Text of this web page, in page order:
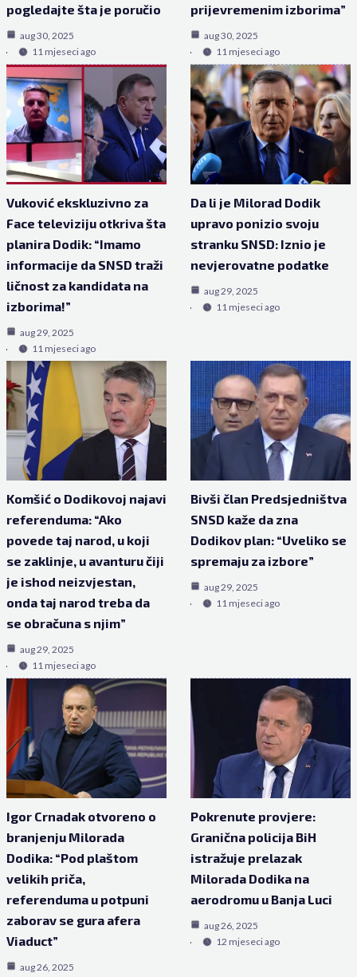
pogledajte šta je poručio
aug 30, 2025
11 mjeseci ago
prijevremenim izborima”
aug 30, 2025
11 mjeseci ago
Vuković ekskluzivno za
Face televiziju otkriva šta
planira Dodik: “Imamo
informacije da SNSD traži
ličnost za kandidata na
izborima!”
aug 29, 2025
11 mjeseci ago
Da li je Milorad Dodik
upravo ponizio svoju
stranku SNSD: Iznio je
nevjerovatne podatke
aug 29, 2025
11 mjeseci ago
Komšić o Dodikovoj najavi
referenduma: “Ako
povede taj narod, u koji
se zaklinje, u avanturu čiji
je ishod neizvjestan,
onda taj narod treba da
se obračuna s njim”
aug 29, 2025
11 mjeseci ago
Bivši član Predsjedništva
SNSD kaže da zna
Dodikov plan: “Uveliko se
spremaju za izbore”
aug 29, 2025
11 mjeseci ago
Igor Crnadak otvoreno o
branjenju Milorada
Dodika: “Pod plaštom
velikih priča,
referenduma u potpuni
zaborav se gura afera
Viaduct”
aug 26, 2025
Pokrenute provjere:
Granična policija BiH
istražuje prelazak
Milorada Dodika na
aerodromu u Banja Luci
aug 26, 2025
12 mjeseci ago